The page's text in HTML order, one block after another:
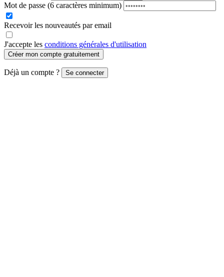
Mot de passe (6 caractères minimum)
Recevoir les nouveautés par email
J'accepte les conditions générales d'utilisation
Créer mon compte gratuitement
Déjà un compte ? Se connecter